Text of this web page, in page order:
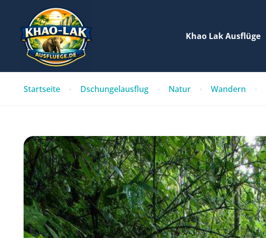
Khao Lak Ausflüge
Startseite Dschungelausflug Natur Wandern